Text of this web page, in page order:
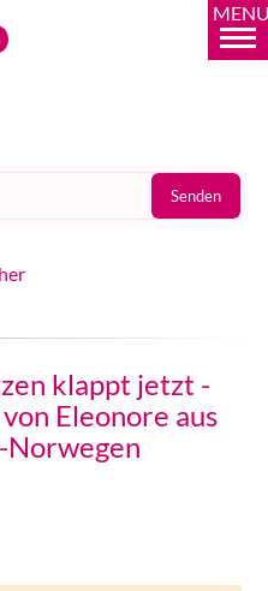
Senden
klappt jetzt -
Eleonore aus
Norwegen